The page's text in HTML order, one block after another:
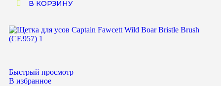
В КОРЗИНУ
Быстрый просмотр
В избранное